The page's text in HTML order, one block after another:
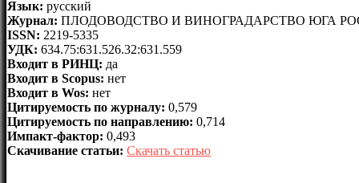
Язык: русский
Журнал: ПЛОДОВОДСТВО И ВИНОГРАДАРСТВО ЮГА
ISSN: 2219-5335
УДК: 634.75:631.526.32:631.559
Входит в РИНЦ: да
Входит в Scopus: нет
Входит в Wos: нет
Цитируемость по журналу: 0,579
Цитируемость по направлению: 0,714
Импакт-фактор: 0,493
Скачивание статьи: Скачать статью